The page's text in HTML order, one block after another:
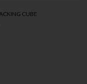
CUBE